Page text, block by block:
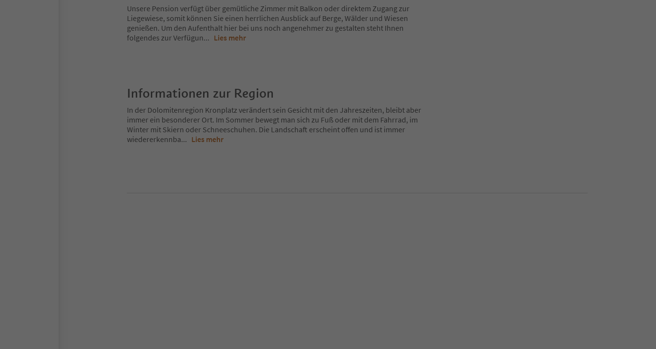
Unsere Pension verfügt über gemütliche Zimmer mit Balkon oder direktem Zugang zur
Liegewiese, somit können Sie einen herrlichen Ausblick auf Berge, Wälder und Wiesen
genießen. Um den Aufenthalt hier bei uns noch angenehmer zu gestalten steht Ihnen
folgendes zur Verfügun... Lies mehr
Informationen zur Region
In der Dolomitenregion Kronplatz verändert sein Gesicht mit den Jahreszeiten, bleibt aber
immer ein besonderer Ort. Im Sommer bewegt man sich zu Fuß oder mit dem Fahrrad, im
Winter mit Skiern oder Schneeschuhen. Die Landschaft erscheint offen und ist immer
wiedererkennba... Lies mehr